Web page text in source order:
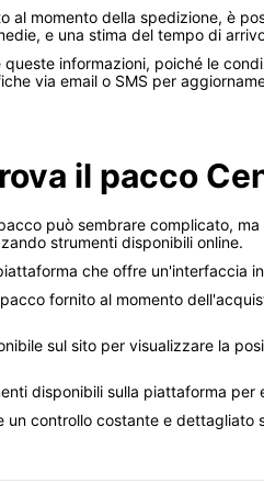
al momento della spedizione, è
e una stima del tempo di
informazioni, poiché le
via email o SMS per
il pacco
può sembrare complicato,
strumenti disponibili online.
che offre un'interfaccia
fornito al momento
sul sito per visualizzare la
disponibili sulla piattaforma
controllo costante e